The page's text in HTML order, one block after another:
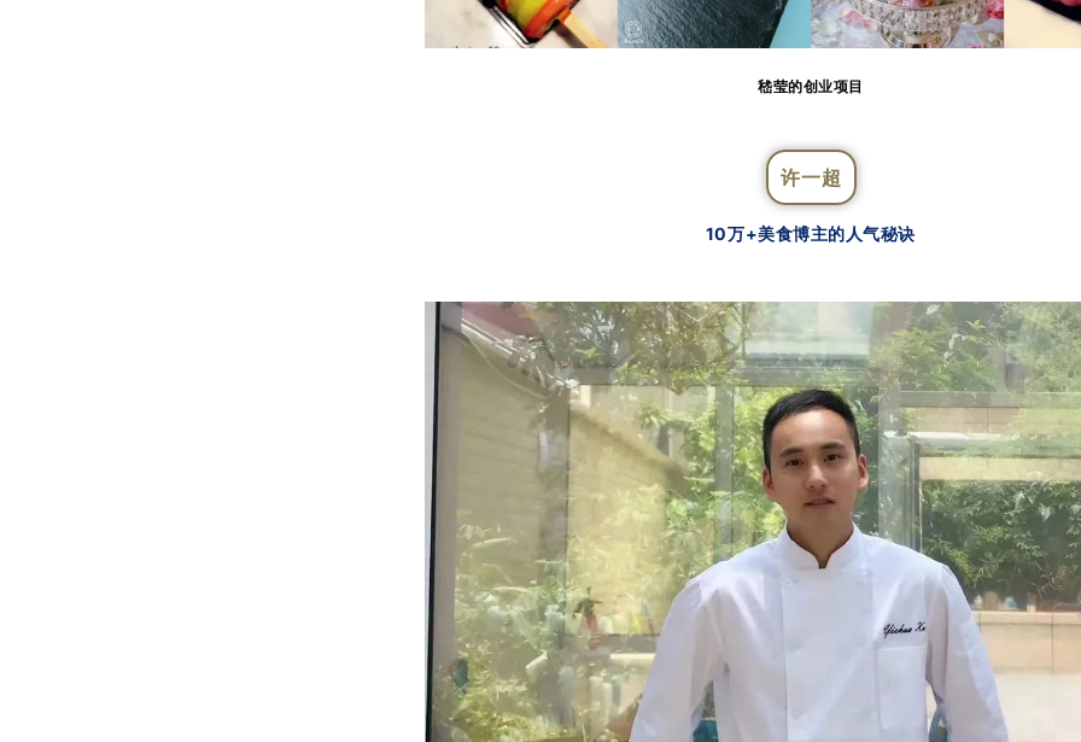
嵇莹的创业项目
许一超
10万+美食博主的人气秘诀